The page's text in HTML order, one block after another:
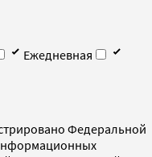
Ежедневная
Федеральной